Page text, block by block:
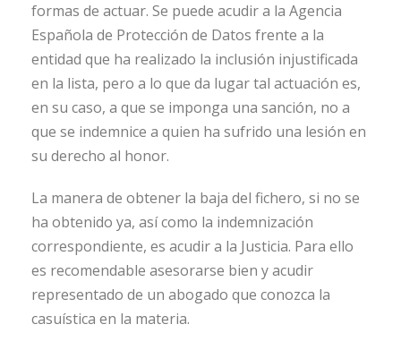
formas de actuar. Se puede acudir a la Agencia
Española de Protección de Datos frente a la
entidad que ha realizado la inclusión injustificada
en la lista, pero a lo que da lugar tal actuación es,
en su caso, a que se imponga una sanción, no a
que se indemnice a quien ha sufrido una lesión en
su derecho al honor.
La manera de obtener la baja del fichero, si no se
ha obtenido ya, así como la indemnización
correspondiente, es acudir a la Justicia. Para ello
es recomendable asesorarse bien y acudir
representado de un abogado que conozca la
casuística en la materia.